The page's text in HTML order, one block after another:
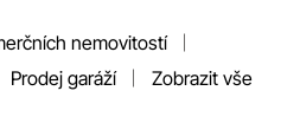
nemovitostí
Prodej garáží Zobrazit vše